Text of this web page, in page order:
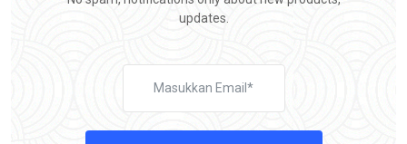
updates.